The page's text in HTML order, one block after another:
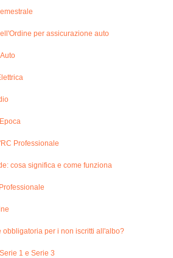
per assicurazione auto
Professionale
cosa significa e come funziona
obbligatoria per i non iscritti all'albo?
1 e Serie 3